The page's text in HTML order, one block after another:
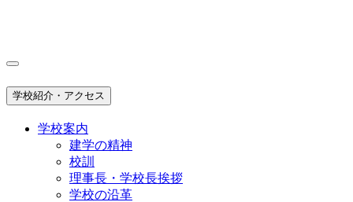
学校紹介・アクセス
学校案内
建学の精神
校訓
理事長・学校長挨拶
学校の沿革